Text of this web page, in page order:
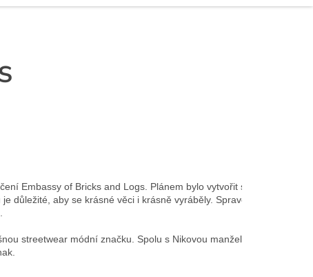
Embassy of Bricks and Logs. Plánem bylo vytvořit současnou
důležité, aby se krásné věci i krásně vyráběly. Spravedlivé
streetwear módní značku. Spolu s Nikovou manželkou Annou,